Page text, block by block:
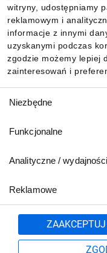
witryny, udostępniamy
reklamowym i
informacje z innymi
uzyskanymi podczas
zgodzie możemy lepiej
zainteresowań i
zgody
Niezbędne
Funkcjonalne
Analityczne /
Reklamowe
Pobierz
801